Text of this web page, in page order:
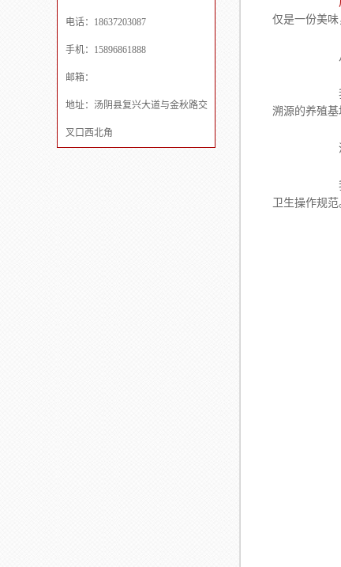
电话：18637203087
手机：15896861888
邮箱：
地址：汤阴县复兴大道与金秋路交
叉口西北角
仅是一份美味
从源头
我们深知
溯源的养殖基
洁净车
我们的生
卫生操作规